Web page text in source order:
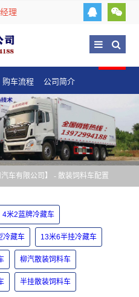
理
购车流程 公司简介
车有限公司】 - 散装饲料车配置
4米2蓝牌冷藏车
冷藏车 13米6半挂冷藏车
柳汽散装饲料车
半挂散装饲料车